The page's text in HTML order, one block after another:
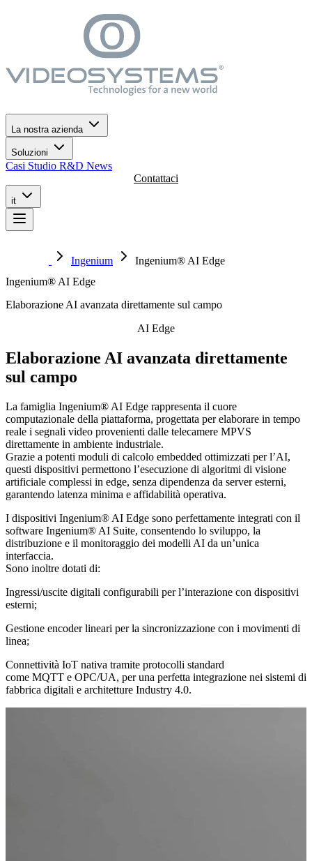
Vai al menù di navigazione
Vai al contenuto principale
La nostra azienda
Soluzioni
Casi Studio R&D News
Contattaci
it
Ingenium
Ingenium® AI Edge
Ingenium® AI Edge
Elaborazione AI avanzata direttamente sul campo
AI Edge
Elaborazione AI avanzata direttamente
sul campo
La famiglia Ingenium® AI Edge rappresenta il cuore
computazionale della piattaforma, progettata per elaborare in tempo
reale i segnali video provenienti dalle telecamere MPVS
direttamente in ambiente industriale.
Grazie a potenti moduli di calcolo embedded ottimizzati per l’AI,
questi dispositivi permettono l’esecuzione di algoritmi di visione
artificiale complessi in edge, senza dipendenza da server esterni,
garantendo latenza minima e affidabilità operativa.
I dispositivi Ingenium® AI Edge sono perfettamente integrati con il
software Ingenium® AI Suite, consentendo lo sviluppo, la
distribuzione e il monitoraggio dei modelli AI da un’unica
interfaccia.
Sono inoltre dotati di:
Ingressi/uscite digitali configurabili per l’interazione con dispositivi
esterni;
Gestione encoder lineari per la sincronizzazione con i movimenti di
linea;
Connettività IoT nativa tramite protocolli standard
come MQTT e OPC/UA, per una perfetta integrazione nei sistemi di
fabbrica digitali e architetture Industry 4.0.